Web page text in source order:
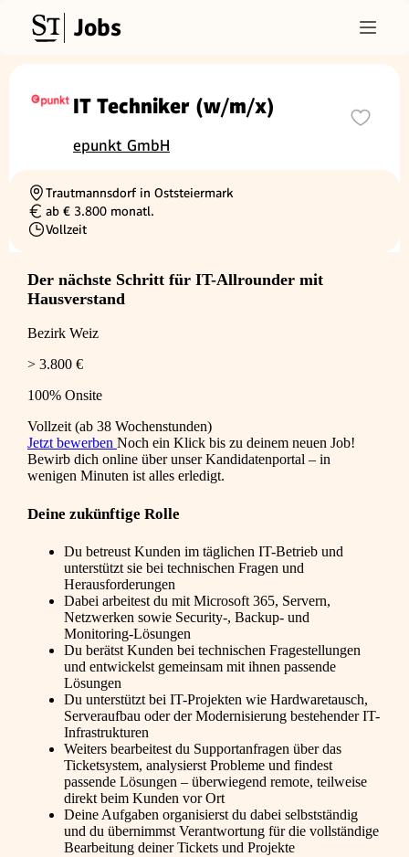
Jobs
IT Techniker (w/m/x)
epunkt GmbH
Ortschaft
Trautmannsdorf in Oststeiermark
Gehalt
ab € 3.800 monatl.
Beschäftigungsart
Vollzeit
Der nächste Schritt für IT-Allrounder mit
Hausverstand
Bezirk Weiz
> 3.800 €
100% Onsite
Vollzeit (ab 38 Wochenstunden)
Jetzt bewerben Noch ein Klick bis zu deinem neuen Job!
Bewirb dich online über unser Kandidatenportal – in
wenigen Minuten ist alles erledigt.
Deine zukünftige Rolle
Du betreust Kunden im täglichen IT-Betrieb und
unterstützt sie bei technischen Fragen und
Herausforderungen
Dabei arbeitest du mit Microsoft 365, Servern,
Netzwerken sowie Security-, Backup- und
Monitoring-Lösungen
Du berätst Kunden bei technischen Fragestellungen
und entwickelst gemeinsam mit ihnen passende
Lösungen
Du unterstützt bei IT-Projekten wie Hardwaretausch,
Serveraufbau oder der Modernisierung bestehender IT-
Infrastrukturen
Weiters bearbeitest du Supportanfragen über das
Ticketsystem, analysierst Probleme und findest
passende Lösungen – überwiegend remote, teilweise
direkt beim Kunden vor Ort
Deine Aufgaben organisierst du dabei selbstständig
und du übernimmst Verantwortung für die vollständige
Bearbeitung deiner Tickets und Projekte